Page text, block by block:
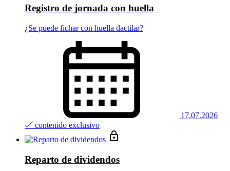
Registro de jornada con huella
¿Se puede fichar con huella dactilar?
17.07.2026
contenido exclusivo
Reparto de dividendos